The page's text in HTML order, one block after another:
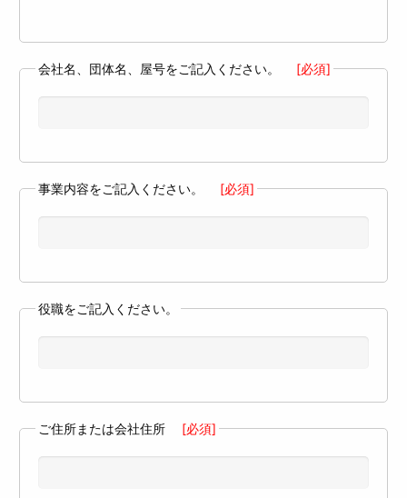
会社名、団体名、屋号をご記入ください。 [必須]
事業内容をご記入ください。 [必須]
役職をご記入ください。
ご住所または会社住所 [必須]